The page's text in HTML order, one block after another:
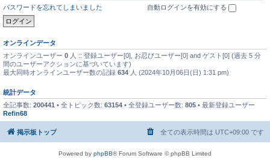
パスワードを忘れてしまいました
自動ログインを有効にする
オンラインデータ
オンラインユーザー 0 人 :: 登録ユーザー[0], お忍びユーザー[0] and ゲスト[0] (過去 5 分
間のユーザーアクションに基づいています)
最大同時オンラインユーザー数の記録 634 人 (2024年10月06日(日) 1:31 pm)
統計データ
全記事数: 200441 • 全トピック数: 63154 • 全登録ユーザー数: 805 • 最新登録ユーザー
Refin68
掲示板トップ 全ての表示時間は UTC+09:00 です
Powered by phpBB® Forum Software © phpBB Limited